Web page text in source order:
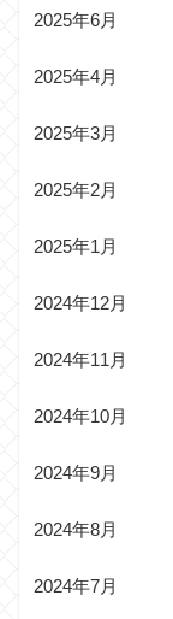
2025年6月
2025年4月
2025年3月
2025年2月
2025年1月
2024年12月
2024年11月
2024年10月
2024年9月
2024年8月
2024年7月